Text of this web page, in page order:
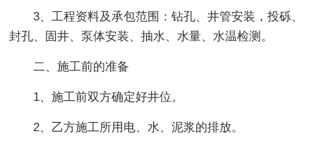
3、工程资料及承包范围：钻孔、井管安装，投砾、
封孔、固井、泵体安装、抽水、水量、水温检测。
二、施工前的准备
1、施工前双方确定好井位。
2、乙方施工所用电、水、泥浆的排放。